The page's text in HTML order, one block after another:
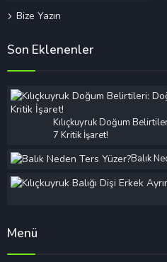
Bize Yazın
Son Eklenenler
Kılıçkuyruk Doğum
7 Kritik İşaret!
Balık
Menü